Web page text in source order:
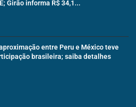
Girão informa R$ 34,1...
entre Peru e México teve
brasileira; saiba detalhes